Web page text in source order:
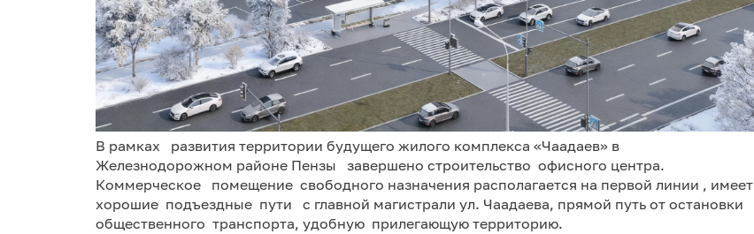
В рамках развития территории будущего жилого комплекса «Чаадаев» в
Железнодорожном районе Пензы завершено строительство офисного центра.
Коммерческое помещение свободного назначения располагается на первой линии , имеет
хорошие подъездные пути с главной магистрали ул. Чаадаева, прямой путь от остановки
общественного транспорта, удобную прилегающую территорию.